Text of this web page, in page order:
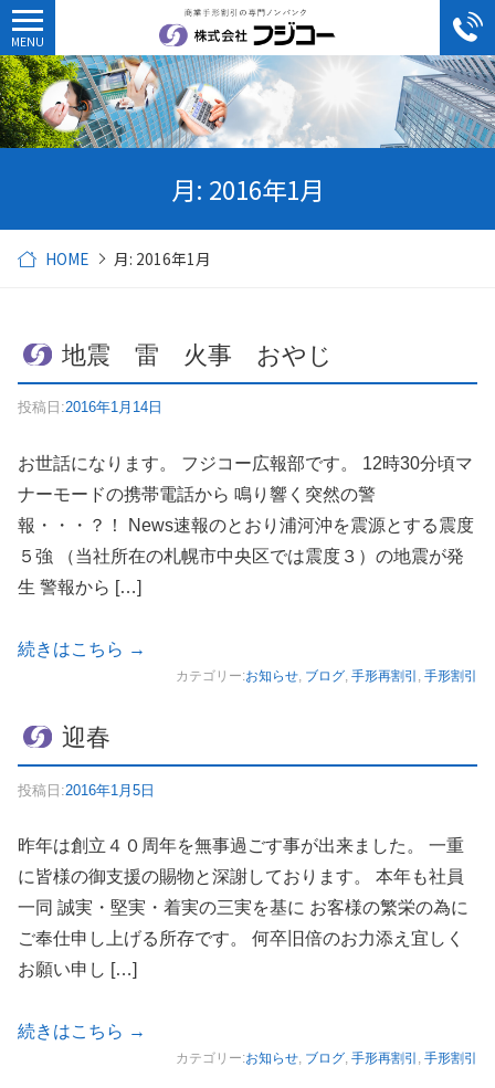
月: 2016年1月
HOME 月: 2016年1月
地震 雷 火事 おやじ
投稿日:2016年1月14日
お世話になります。 フジコー広報部です。 12時30分頃マ
ナーモードの携帯電話から 鳴り響く突然の警
報・・・？！ News速報のとおり浦河沖を震源とする震度
５強 （当社所在の札幌市中央区では震度３）の地震が発
生 警報から […]
続きはこちら →
カテゴリー:お知らせ, ブログ, 手形再割引 , 手形割引
迎春
投稿日:2016年1月5日
昨年は創立４０周年を無事過ごす事が出来ました。 一重
に皆様の御支援の賜物と深謝しております。 本年も社員
一同 誠実・堅実・着実の三実を基に お客様の繁栄の為に
ご奉仕申し上げる所存です。 何卒旧倍のお力添え宜しく
お願い申し […]
続きはこちら →
カテゴリー:お知らせ, ブログ, 手形再割引 , 手形割引